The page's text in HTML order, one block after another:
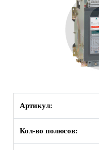
Артикул:
Кол-во полюсов: